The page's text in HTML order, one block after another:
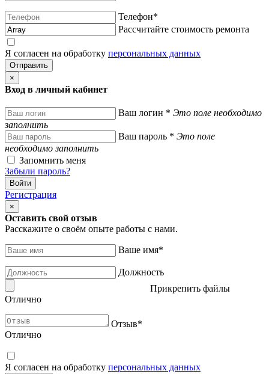
Телефон*
Рассчитайте стоимость ремонта
Я согласен на обработку персональных данных
×
Вход в личный кабинет
Ваш логин * Это поле необходимо
заполнить
Ваш пароль * Это поле
необходимо заполнить
Запомнить меня
Забыли пароль?
Регистрация
×
Оставить свой отзыв
Расскажите о своём опыте работы с нами.
Ваше имя*
Должность
Прикрепить файлы
Отлично
Отзыв*
Отлично
Я согласен на обработку персональных данных